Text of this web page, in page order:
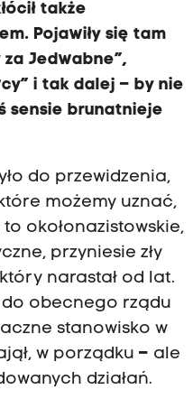
także
Pojawiły się tam
za Jedwabne”,
i tak dalej – by nie
sensie brunatnieje
do przewidzenia,
możemy uznać,
okołonazistowskie,
przyniesie zły
narastał od lat.
obecnego rządu
stanowisko w
w porządku – ale
działań.